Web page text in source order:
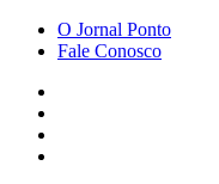
O Jornal Ponto
Fale Conosco